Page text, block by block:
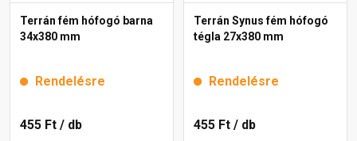
Terrán fém hófogó barna
34x380 mm
Rendelésre
455 Ft / db
Terrán Synus fém hófogó
tégla 27x380 mm
Rendelésre
455 Ft / db